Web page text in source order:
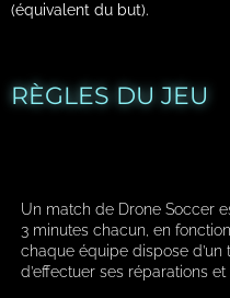
(équivalent du but).
RÈGLES DU JEU
Un match de Drone Soccer
3 minutes chacun, en
chaque équipe dispose d’un
d’effectuer ses réparations